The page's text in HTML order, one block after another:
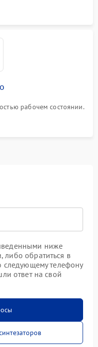
рабочем состоянии.
ниже
либо обратиться в
следующему телефону
ответ на свой